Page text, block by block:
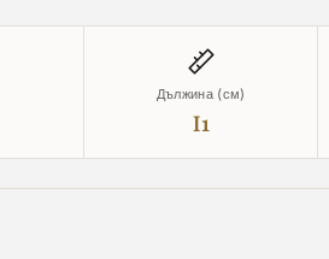
Дължина (см)
I1